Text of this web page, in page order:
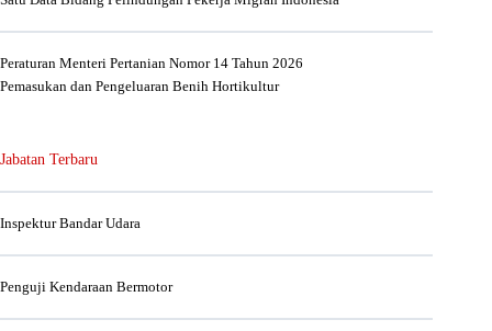
Peraturan Menteri Pertanian Nomor 14 Tahun 2026
Pemasukan dan Pengeluaran Benih Hortikultur
Jabatan Terbaru
Inspektur Bandar Udara
Penguji Kendaraan Bermotor